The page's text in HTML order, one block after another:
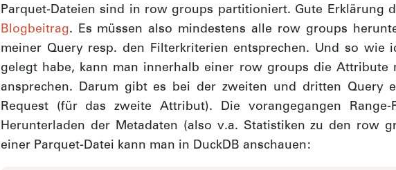
Parquet-Dateien sind in row groups partitioniert. Gute Erklärung
Blogbeitrag. Es müssen also mindestens alle row groups
meiner Query resp. den Filterkriterien entsprechen. Und so wie
gelegt habe, kann man innerhalb einer row groups die Attribute
ansprechen. Darum gibt es bei der zweiten und dritten Query
Request (für das zweite Attribut). Die vorangegangen Range-
Herunterladen der Metadaten (also v.a. Statistiken zu den row
einer Parquet-Datei kann man in DuckDB anschauen: